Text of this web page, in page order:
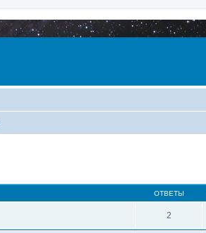
ОТВЕТЫ
2